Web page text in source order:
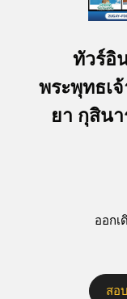
ทัวร์อิ
พระพุทธเ
ยา กุสิน
ออกเ
สอ